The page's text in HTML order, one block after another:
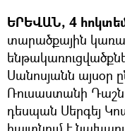
ԵՐԵՎԱՆ, 4
տարածքային
Սանոսյանն այսօր
Ռուսաստանի
դեսպան Սերգեյ